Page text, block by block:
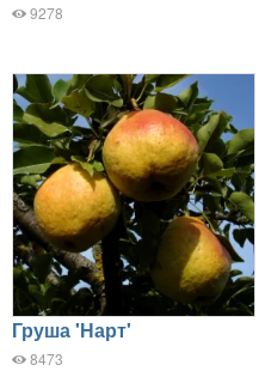
9278
Груша 'Нарт'
8473